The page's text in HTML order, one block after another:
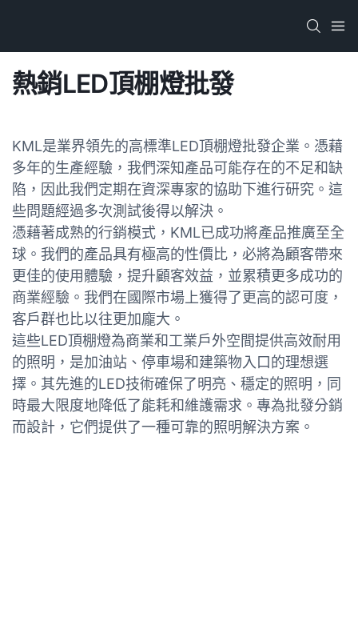
熱銷LED頂棚燈批發
KML是業界領先的高標準LED頂棚燈批發企​​業。憑藉
多年的生產經驗，我們深知產品可能存在的不足和缺
陷，因此我們定期在資深專家的協助下進行研究。這
些問題經過多次測試後得以解決。
憑藉著成熟的行銷模式，KML已成功將產品推廣至全
球。我們的產品具有極高的性價比，必將為顧客帶來
更佳的使用體驗，提升顧客效益，並累積更多成功的
商業經驗。我們在國際市場上獲得了更高的認可度，
客戶群也比以往更加龐大。
這些LED頂棚燈為商業和工業戶外空間提供高效耐用
的照明，是加油站、停車場和建築物入口的理想選
擇。其先進的LED技術確保了明亮、穩定的照明，同
時最大限度地降低了能耗和維護需求。專為批發分銷
而設計，它們提供了一種可靠的照明解決方案。